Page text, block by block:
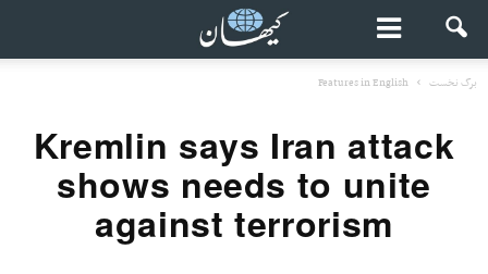
برگ نخست Features in English
Kremlin says Iran attack
shows needs to unite
against terrorism